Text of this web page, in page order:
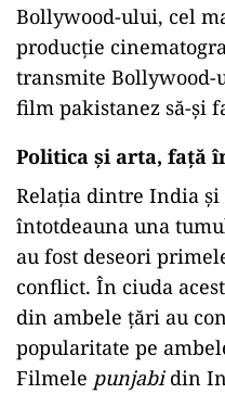
Bollywood-ului, cel
producție
transmite
film pakistanez să-și
Politica și arta, față
Relația dintre India și
întotdeauna una
au fost deseori
conflict. În ciuda
din ambele țări au
popularitate pe
Filmele punjabidin